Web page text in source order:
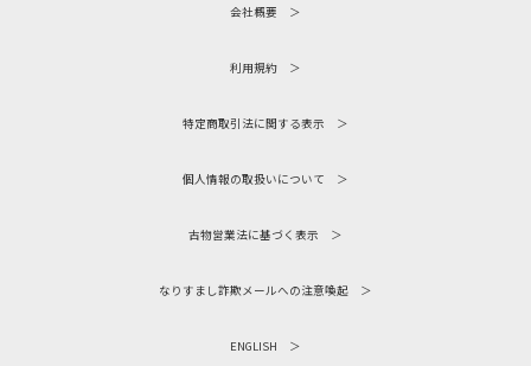
会社概要
利用規約
特定商取引法に関する表示
個人情報の取扱いについて
古物営業法に基づく表示
なりすまし詐欺メールへの注意喚起
ENGLISH